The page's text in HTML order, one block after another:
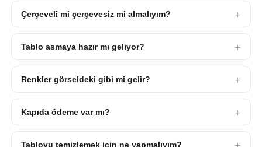
Çerçeveli mi çerçevesiz mi almalıyım?
Tablo asmaya hazır mı geliyor?
Renkler görseldeki gibi mi gelir?
Kapıda ödeme var mı?
Tabloyu temizlemek için ne yapmalıyım?